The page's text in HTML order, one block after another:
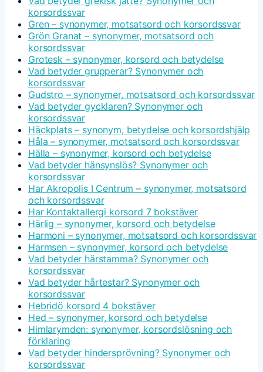
korsordssvar
Gren – synonymer, motsatsord och korsordssvar
Grön Granat – synonymer, motsatsord och
korsordssvar
Grotesk – synonymer, korsord och betydelse
Vad betyder grupperar? Synonymer och
korsordssvar
Gudstro – synonymer, motsatsord och korsordssvar
Vad betyder gycklaren? Synonymer och
korsordssvar
Häckplats – synonym, betydelse och korsordshjälp
Håla – synonymer, motsatsord och korsordssvar
Hälla – synonymer, korsord och betydelse
Vad betyder hänsynslös? Synonymer och
korsordssvar
Har Akropolis I Centrum – synonymer, motsatsord
och korsordssvar
Har Kontaktallergi korsord 7 bokstäver
Härlig – synonymer, korsord och betydelse
Harmoni – synonymer, motsatsord och korsordssvar
Harmsen – synonymer, korsord och betydelse
Vad betyder härstamma? Synonymer och
korsordssvar
Vad betyder hårtestar? Synonymer och
korsordssvar
Hebridö korsord 4 bokstäver
Hed – synonymer, korsord och betydelse
Himlarymden: synonymer, korsordslösning och
förklaring
Vad betyder hindersprövning? Synonymer och
korsordssvar